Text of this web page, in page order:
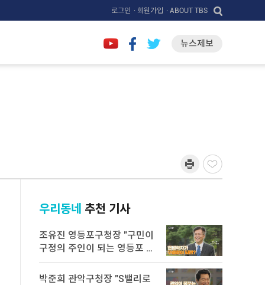
로그인 · 회원가입 · ABOUT TBS
뉴스제보
우리동네 추천 기사
조유진 영등포구청장 "구민이
구정의 주인이 되는 영등포 만
들 ...
박준희 관악구청장 "S밸리로